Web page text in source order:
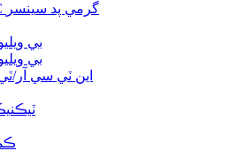
KTY / LPTC گرمي پد سينسر
بي
بي
اين ٽي سي آر/